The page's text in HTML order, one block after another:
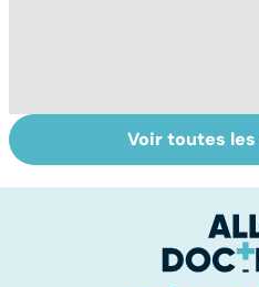
L'andropause, la
ménopause des
Voir toutes